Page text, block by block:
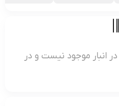
انبار موجود نیست و در